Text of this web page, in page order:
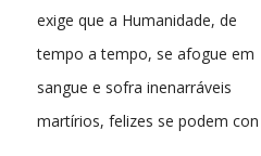
exige que a Humanidade, de
tempo a tempo, se afogue em
sangue e sofra inenarráveis
martírios, felizes se podem con